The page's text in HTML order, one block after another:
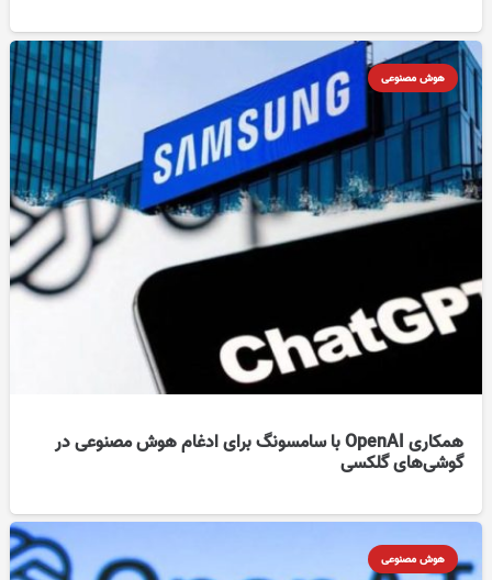
هوش مصنوعی
همکاری OpenAI با سامسونگ برای ادغام هوش مصنوعی در
گوشی‌های گلکسی
هوش مصنوعی